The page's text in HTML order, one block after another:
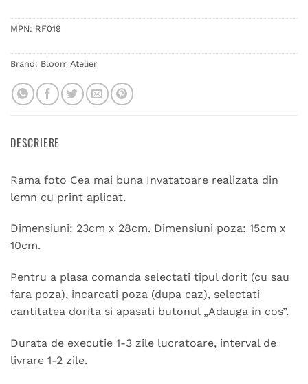
MPN: RF019
Brand: Bloom Atelier
DESCRIERE
Rama foto Cea mai buna Invatatoare realizata din
lemn cu print aplicat.
Dimensiuni: 23cm x 28cm. Dimensiuni poza: 15cm x
10cm.
Pentru a plasa comanda selectati tipul dorit (cu sau
fara poza), incarcati poza (dupa caz), selectati
cantitatea dorita si apasati butonul „Adauga in cos”.
Durata de executie 1-3 zile lucratoare, interval de
livrare 1-2 zile.